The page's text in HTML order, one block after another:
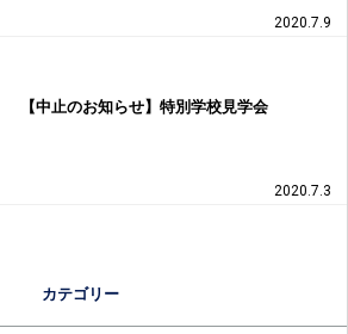
2020.7.9
【中止のお知らせ】特別学校見学会
2020.7.3
カテゴリー